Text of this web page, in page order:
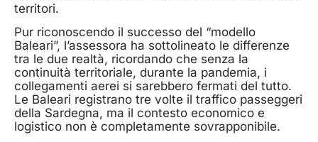
territori.
Pur riconoscendo il successo del “modello
Baleari”, l’assessora ha sottolineato le differenze
tra le due realtà, ricordando che senza la
continuità territoriale, durante la pandemia, i
collegamenti aerei si sarebbero fermati del tutto.
Le Baleari registrano tre volte il traffico passeggeri
della Sardegna, ma il contesto economico e
logistico non è completamente sovrapponibile.